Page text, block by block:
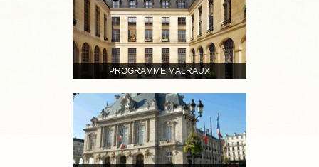
PROGRAMME MALRAUX